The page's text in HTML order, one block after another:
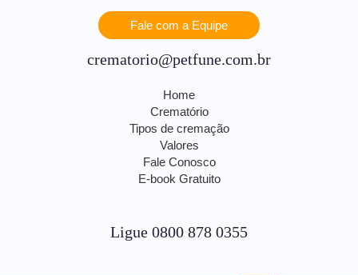
Fale com a Equipe
crematorio@petfune.com.br
Home
Crematório
Tipos de cremação
Valores
Fale Conosco
E-book Gratuito
Ligue 0800 878 0355